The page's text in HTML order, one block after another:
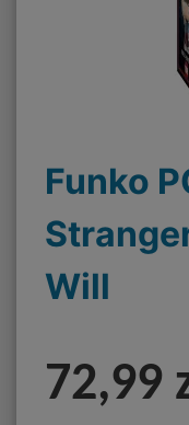
Funko
Will
72,99